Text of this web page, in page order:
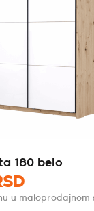
180 belo
u maloprodajnom